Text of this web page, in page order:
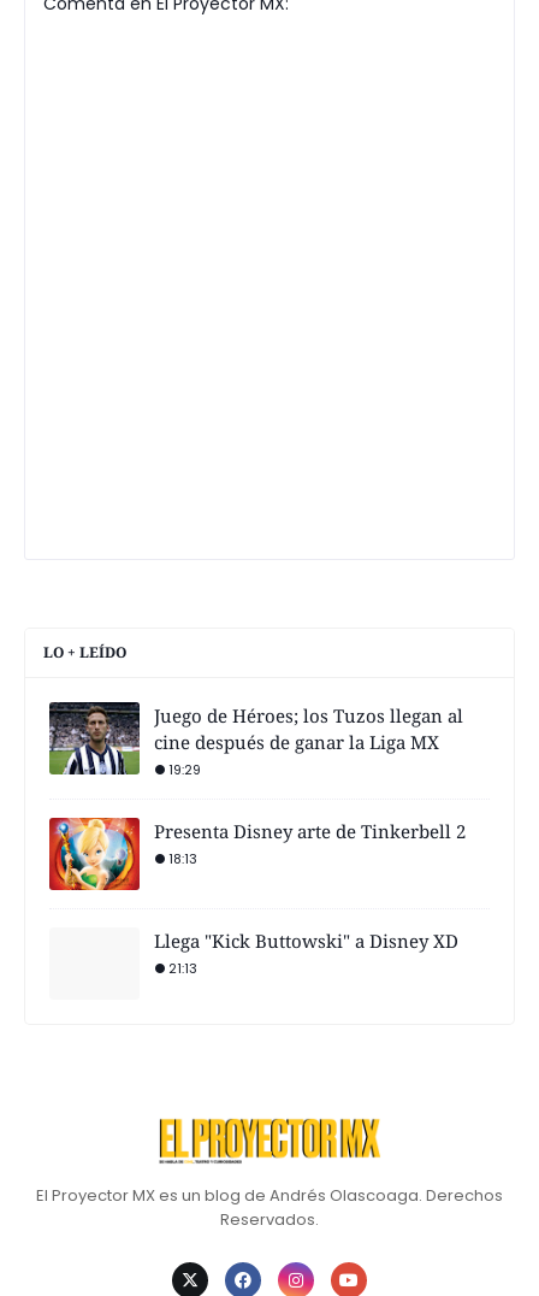
LO + LEÍDO
Juego de Héroes; los Tuzos llegan al
cine después de ganar la Liga MX
19:29
Presenta Disney arte de Tinkerbell 2
18:13
Llega "Kick Buttowski" a Disney XD
21:13
El Proyector MX es un blog de Andrés Olascoaga. Derechos
Reservados.